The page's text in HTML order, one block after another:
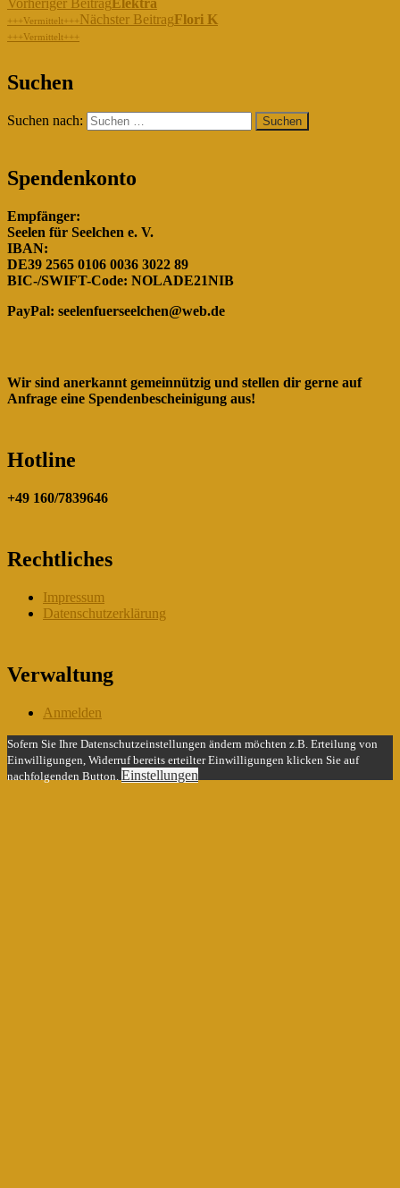
+++Vermittelt+++Nächster BeitragFlori K
+++Vermittelt+++
"Gemeinsam für die Hunde in
Rumänien!"
Suchen
Suchen nach:
Spendenkonto
Empfänger:
Seelen für Seelchen e. V.
IBAN:
DE39 2565 0106 0036 3022 89
BIC-/SWIFT-Code: NOLADE21NIB
PayPal: seelenfuerseelchen@web.de
Wir sind anerkannt gemeinnützig und stellen dir gerne auf
Anfrage eine Spendenbescheinigung aus!
Hotline
+49 160/7839646
Rechtliches
Impressum
Datenschutzerklärung
Verwaltung
Anmelden
Sofern Sie Ihre Datenschutzeinstellungen ändern möchten z.B. Erteilung von
Einwilligungen, Widerruf bereits erteilter Einwilligungen klicken Sie auf
nachfolgenden Button. Einstellungen